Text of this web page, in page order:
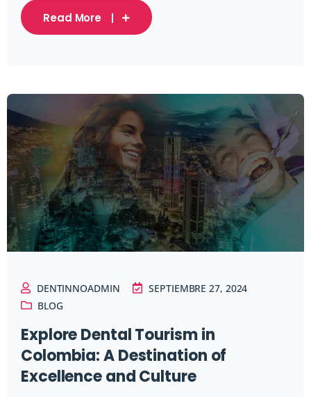
Read More
DENTINNOADMIN
SEPTIEMBRE 27, 2024
BLOG
Explore Dental Tourism in
Colombia: A Destination of
Excellence and Culture